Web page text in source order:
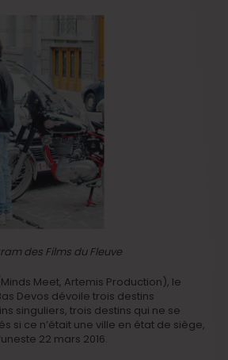
des Films du Fleuve
Meet, Artemis Production), le
Devos dévoile trois destins
singuliers, trois destins qui ne se
si ce n’était une ville en état de siège,
22 mars 2016.